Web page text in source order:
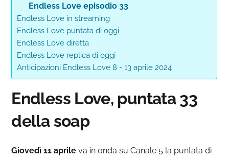
Endless Love episodio 33
Endless Love in streaming
Endless Love puntata di oggi
Endless Love diretta
Endless Love replica di oggi
Anticipazioni Endless Love 8 - 13 aprile 2024
Endless Love, puntata 33
della soap
Giovedì 11 aprile va in onda su Canale 5 la puntata di